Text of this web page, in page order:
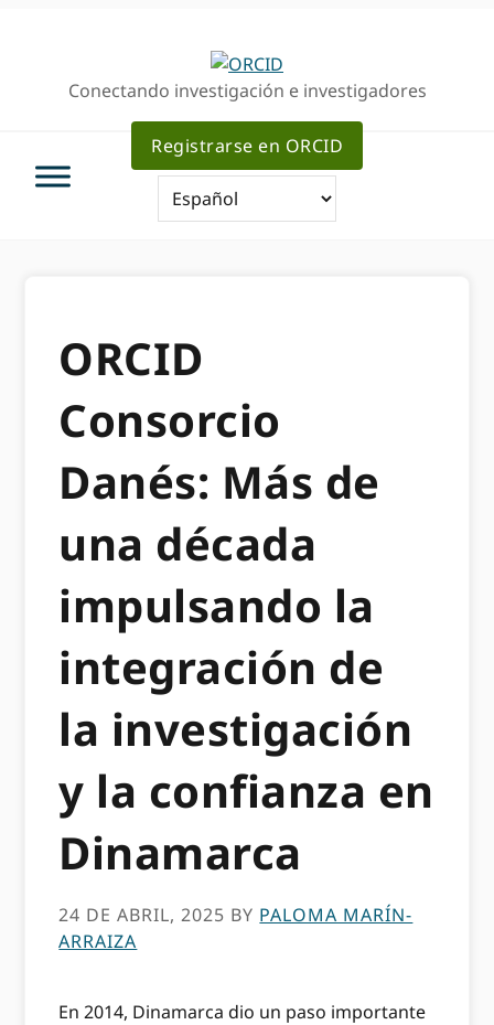
navegación
principalConectando investigación e investigadores
Registrarse en ORCID
ORCID
Consorcio
Danés: Más de
una década
impulsando la
integración de
la investigación
y la confianza en
Dinamarca
24 DE ABRIL, 2025 BY PALOMA MARÍN-
ARRAIZA
En 2014, Dinamarca dio un paso importante